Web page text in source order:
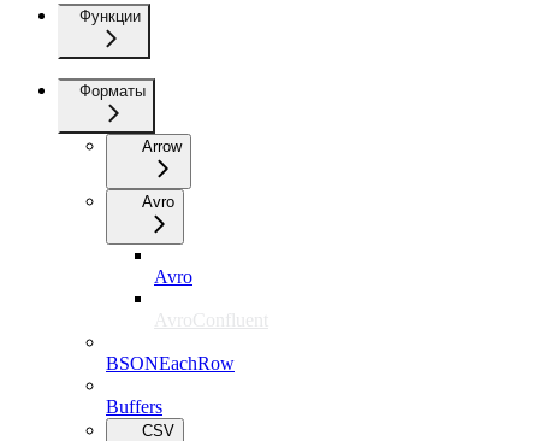
Функции
Форматы
Arrow
Avro
Avro
AvroConfluent
BSONEachRow
Buffers
CSV